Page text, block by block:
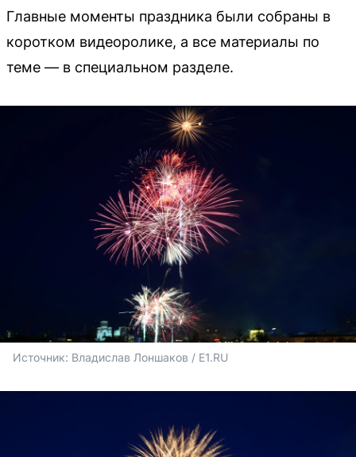
Главные моменты праздника были собраны в
коротком видеоролике, а все материалы по
теме — в специальном разделе.
Источник: Владислав Лоншаков / E1.RU